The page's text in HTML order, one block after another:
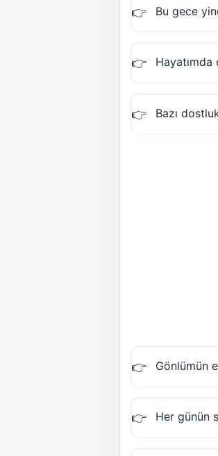
Bu gece
Hayatımda
Bazı
Gönlümün
Her günün